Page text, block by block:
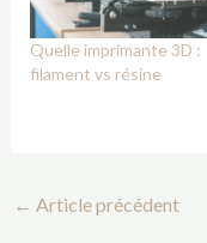
Quelle imprimante 3D :
filament vs résine
← Article précédent